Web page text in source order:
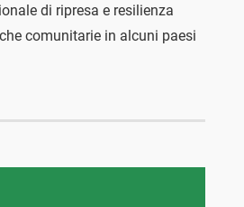
di ripresa e resilienza
comunitarie in alcuni paesi